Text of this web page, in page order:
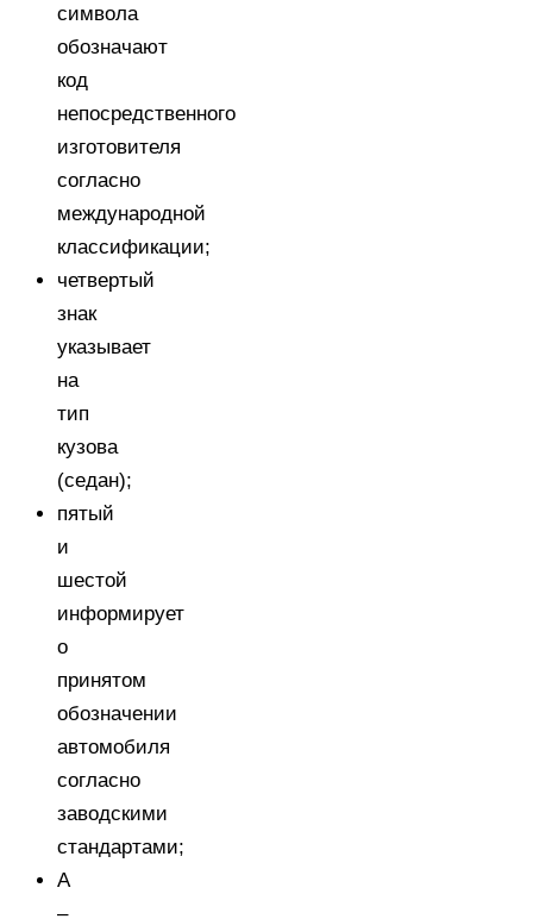
символа
обозначают
код
непосредственного
изготовителя
согласно
международной
классификации;
четвертый
знак
указывает
на
тип
кузова
(седан);
пятый
и
шестой
информирует
о
принятом
обозначении
автомобиля
согласно
заводскими
стандартами;
A
–